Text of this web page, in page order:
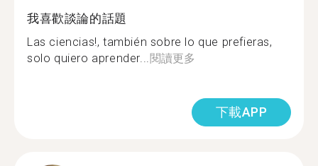
我喜歡談論的話題
Las ciencias!, también sobre lo que prefieras,
solo quiero aprender...閱讀更多
下載APP